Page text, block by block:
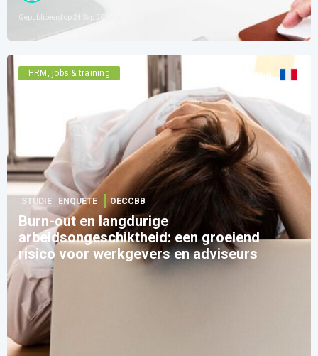
Gepubliceerd op 24 Sep 2025 bij 08:00
HRM, jobs & training Zie versie:
STUDIE | ENQUETE OECCBB
Burn-out en langdurige
arbeidsongeschiktheid: een groeiend
risico voor werkgevers en adviseurs